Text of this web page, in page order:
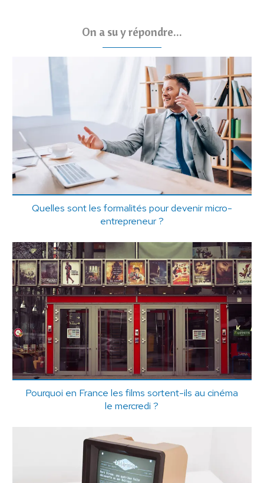
On a su y répondre...
Quelles sont les formalités pour devenir micro-
entrepreneur ?
Pourquoi en France les films sortent-ils au cinéma
le mercredi ?